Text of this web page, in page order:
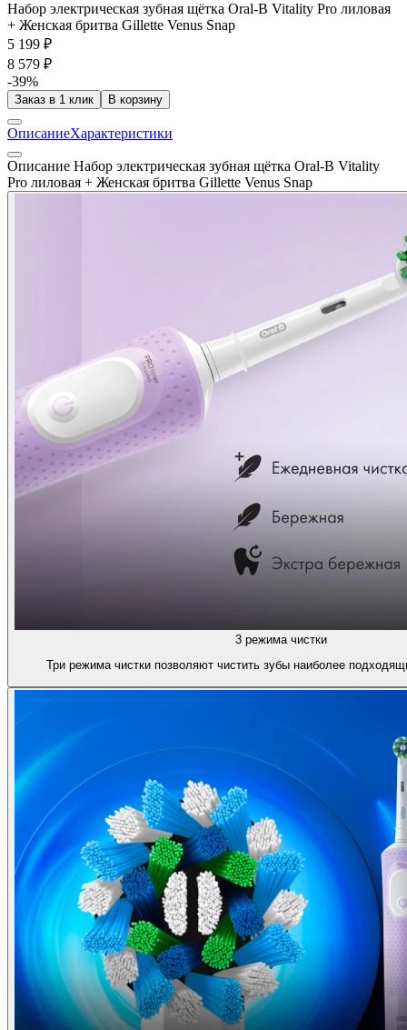
Набор электрическая зубная щётка Oral-B Vitality Pro лиловая
+ Женская бритва Gillette Venus Snap
5 199 ₽
8 579 ₽
-39%
Заказ в 1 клик В корзину
ОписаниеХарактеристики
Описание Набор электрическая зубная щётка Oral-B Vitality
Pro лиловая + Женская бритва Gillette Venus Snap
3 режима чистки
Три режима чистки позволяют чистить зубы наиболее